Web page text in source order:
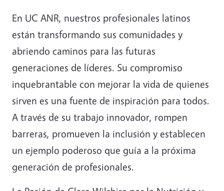
En UC ANR, nuestros profesionales latinos
están transformando sus comunidades y
abriendo caminos para las futuras
generaciones de líderes. Su compromiso
inquebrantable con mejorar la vida de quienes
sirven es una fuente de inspiración para todos.
A través de su trabajo innovador, rompen
barreras, promueven la inclusión y establecen
un ejemplo poderoso que guía a la próxima
generación de profesionales.